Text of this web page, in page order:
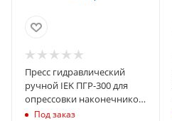
Пресс гидравлический
ручной IEK ПГР-300 для
опрессовки наконечников
(TKL10-004)
Под заказ